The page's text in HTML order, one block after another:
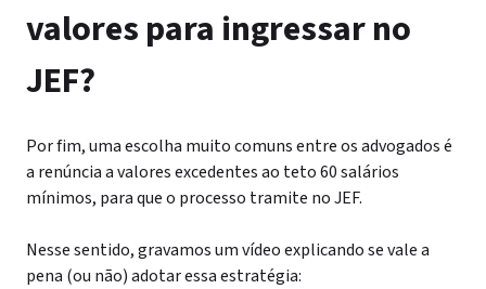
valores para ingressar no
JEF?
Por fim, uma escolha muito comuns entre os advogados é
a renúncia a valores excedentes ao teto 60 salários
mínimos, para que o processo tramite no JEF.
Nesse sentido, gravamos um vídeo explicando se vale a
pena (ou não) adotar essa estratégia: